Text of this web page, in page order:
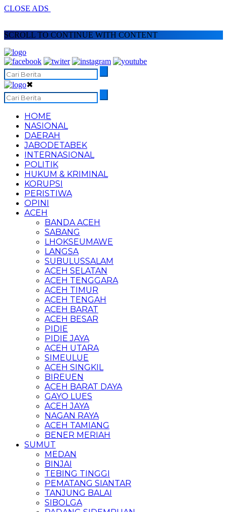
CLOSE ADS
SCROLL TO CONTINUE WITH CONTENT
✖
HOME
NASIONAL
DAERAH
JABODETABEK
INTERNASIONAL
POLITIK
HUKUM & KRIMINAL
KORUPSI
PERISTIWA
OPINI
ACEH
BANDA ACEH
SABANG
LHOKSEUMAWE
LANGSA
SUBULUSSALAM
ACEH SELATAN
ACEH TENGGARA
ACEH TIMUR
ACEH TENGAH
ACEH BARAT
ACEH BESAR
PIDIE
PIDIE JAYA
ACEH UTARA
SIMEULUE
ACEH SINGKIL
BIREUEN
ACEH BARAT DAYA
GAYO LUES
ACEH JAYA
NAGAN RAYA
ACEH TAMIANG
BENER MERIAH
SUMUT
MEDAN
BINJAI
TEBING TINGGI
PEMATANG SIANTAR
TANJUNG BALAI
SIBOLGA